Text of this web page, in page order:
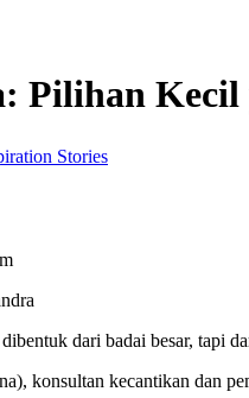
Pilihan
Stories
dari badai besar, tapi
konsultan kecantikan dan